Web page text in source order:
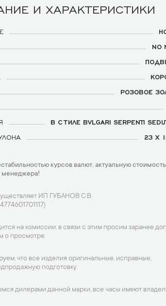
И ХАРАКТЕРИСТИКИ
NO
РОЗОВОЕ
В СТИЛЕ BVLGARI SERPENTI
23 Х
курсов валют, актуальную
менеджера!
ИП ГУБАНОВ С.В.
на комиссии, в связи с этим просим заранее
о просмотре.
что все изделия оригинальные, исправные,
подготовку.
дилерами данной марки, все часы имеют